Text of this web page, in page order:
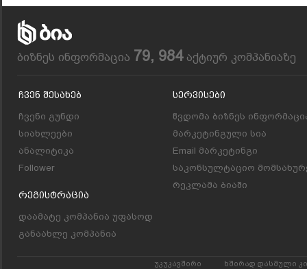
ბიზნეს ინფორმაცია 79, 984აქტიურ კომპანიაზე
Ჩვენ Შესახებ
ჩვენი გუნდი
სიახლეები
ანალიტიკა
Follower
Რეგისტრაცია
დაამატე კომპანია უფასოდ
განაახლე კომპანია
Სერვისები
წვდომა ბიზნეს
მარკეტინგული სია
Email მარკეტინგი
საკონსულტაციო
რეკლამა ბიაში
უკუკავშირი ხშირად დასმული